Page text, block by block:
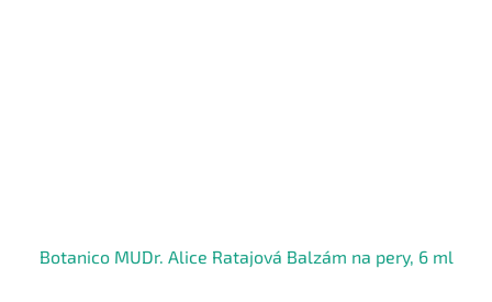
Botanico MUDr. Alice Ratajová Balzám na pery, 6 ml